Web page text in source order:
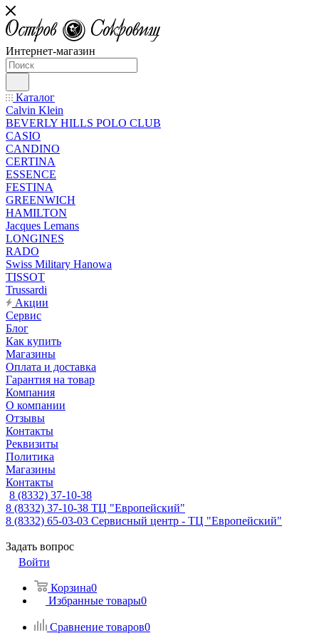
Интернет-магазин
Каталог
Calvin Klein
BEVERLY HILLS POLO CLUB
CASIO
CANDINO
CERTINA
ESSENCE
FESTINA
GREENWICH
HAMILTON
Jacques Lemans
LONGINES
RADO
Swiss Military Hanowa
TISSOT
Trussardi
Акции
Сервис
Блог
Как купить
Магазины
Оплата и доставка
Гарантия на товар
Компания
О компании
Отзывы
Контакты
Реквизиты
Политика
Магазины
Контакты
8 (8332) 37-10-38
8 (8332) 37-10-38 ТЦ "Европейский"
8 (8332) 65-03-03 Сервисный центр - ТЦ "Европейский"
Задать вопрос
Войти
Корзина0
Избранные товары0
Сравнение товаров0